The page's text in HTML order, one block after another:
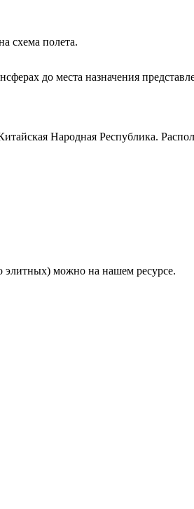
схема полета.
Петербург
до места назначения
Народная Республика.
элитных) можно на нашем ресурсе.